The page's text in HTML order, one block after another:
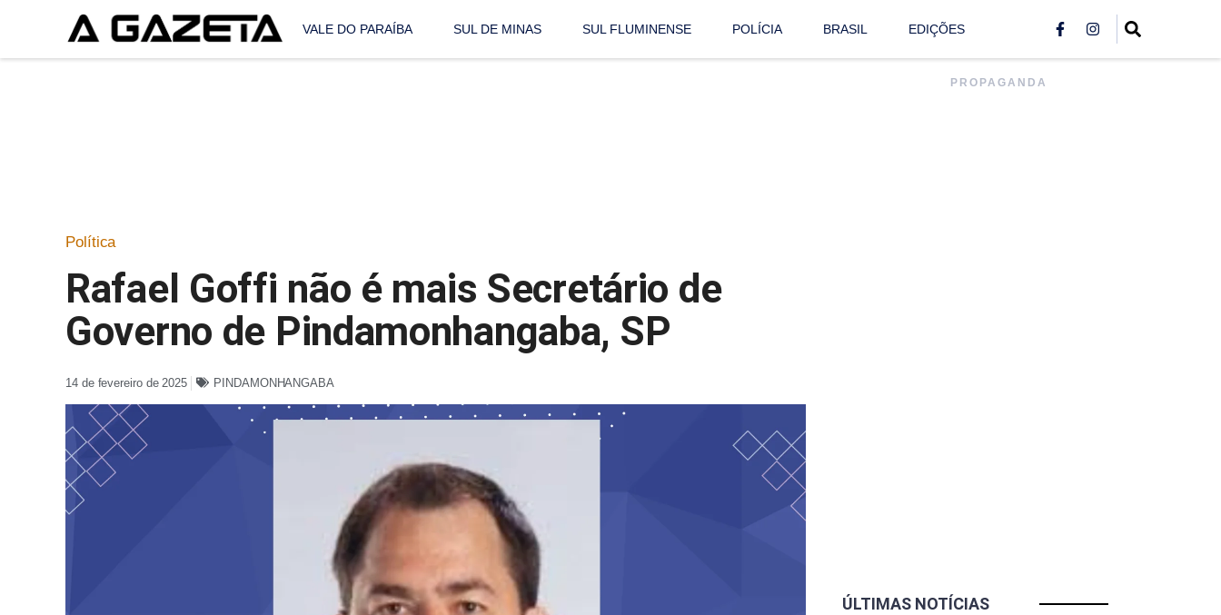
VALE DO PARAÍBA SUL DE MINAS SUL FLUMINENSE POLÍCIA BRASIL EDIÇÕES
Política
Rafael Goffi não é mais Secretário de
Governo de Pindamonhangaba, SP
14 de fevereiro de 2025 PINDAMONHANGABA
PROPAGANDA
ÚLTIMAS NOTÍCIAS